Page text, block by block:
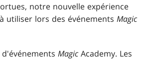
notre nouvelle expérience
utiliser lors des événementsMagic
d'événementsMagic Academy. Les